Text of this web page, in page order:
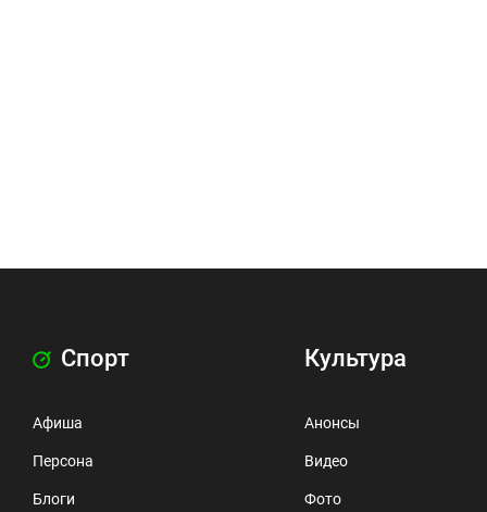
Спорт
Афиша
Персона
Блоги
Культура
Анонсы
Видео
Фото